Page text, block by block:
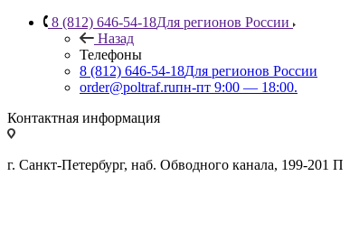
8 (812) 646-54-18Для регионов России
Назад
Телефоны
8 (812) 646-54-18Для регионов России
order@poltraf.ruпн-пт 9:00 — 18:00.
Контактная информация
г. Санкт-Петербург, наб. Обводного канала, 199-201 П